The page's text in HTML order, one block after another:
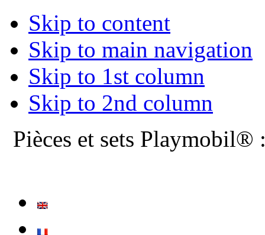
Skip to content
Skip to main navigation
Skip to 1st column
Skip to 2nd column
Pièces et sets Playmobil®